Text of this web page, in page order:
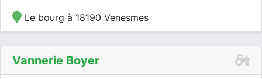
Le bourg à 18190 Venesmes
Vannerie Boyer